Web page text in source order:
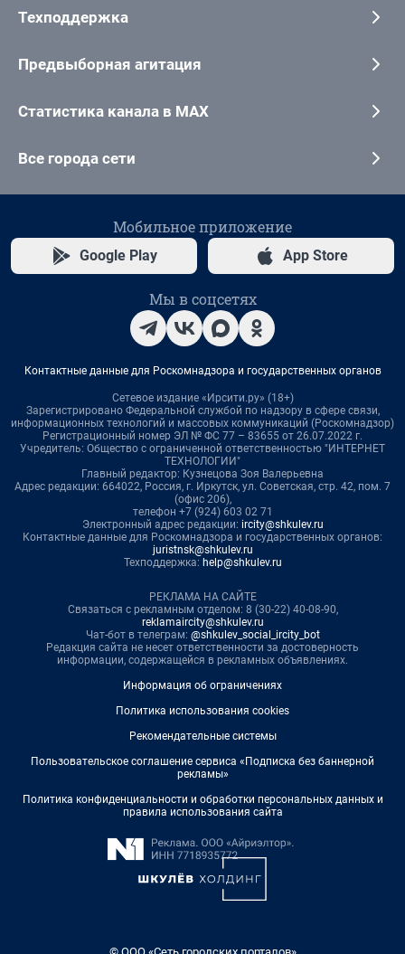
Техподдержка
Предвыборная агитация
Статистика канала в MAX
Все города сети
Мобильное приложение
Google Play App Store
Мы в соцсетях
Контактные данные для Роскомнадзора и государственных органов
Сетевое издание «Ирсити.ру» (18+)
Зарегистрировано Федеральной службой по надзору в сфере связи,
информационных технологий и массовых коммуникаций (Роскомнадзор)
Регистрационный номер ЭЛ № ФС 77 – 83655 от 26.07.2022 г.
Учредитель: Общество с ограниченной ответственностью "ИНТЕРНЕТ
ТЕХНОЛОГИИ"
Главный редактор: Кузнецова Зоя Валерьевна
Адрес редакции: 664022, Россия, г. Иркутск, ул. Советская, стр. 42, пом. 7
(офис 206),
телефон +7 (924) 603 02 71
Электронный адрес редакции: ircity@shkulev.ru
Контактные данные для Роскомнадзора и государственных органов:
juristnsk@shkulev.ru
Техподдержка: help@shkulev.ru
РЕКЛАМА НА САЙТЕ
Связаться с рекламным отделом: 8 (30-22) 40-08-90,
reklamaircity@shkulev.ru
Чат-бот в телеграм: @shkulev_social_ircity_bot
Редакция сайта не несет ответственности за достоверность
информации, содержащейся в рекламных объявлениях.
Информация об ограничениях
Политика использования cookies
Рекомендательные системы
Пользовательское соглашение сервиса «Подписка без баннерной
рекламы»
Политика конфиденциальности и обработки персональных данных и
правила использования сайта